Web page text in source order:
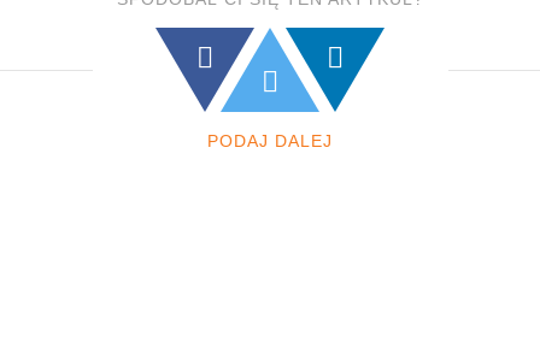
PODAJ DALEJ